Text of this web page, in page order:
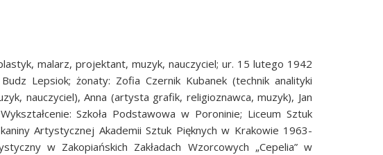
malarz, projektant, muzyk, nauczyciel; ur. 15 lutego 1942
Lepsiok; żonaty: Zofia Czernik Kubanek (technik analityki
nauczyciel), Anna (artysta grafik, religioznawca, muzyk), Jan
Szkoła Podstawowa w Poroninie; Liceum Sztuk
Artystycznej Akademii Sztuk Pięknych w Krakowie 1963-
w Zakopiańskich Zakładach Wzorcowych „Cepelia” w